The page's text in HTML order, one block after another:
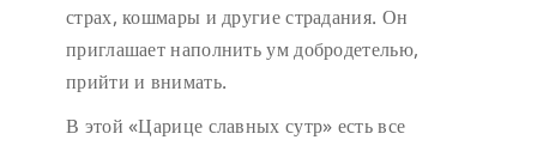
страх, кошмары и другие страдания. Он
приглашает наполнить ум добродетелью,
прийти и внимать.
В этой «Царице славных сутр» есть все